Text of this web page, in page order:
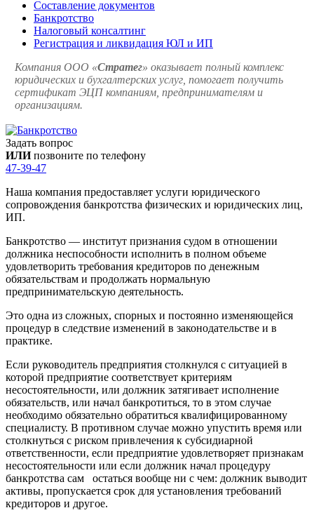
Составление документов
Банкротство
Налоговый консалтинг
Регистрация и ликвидация ЮЛ и ИП
Компания ООО «Стратег» оказывает полный комплекс
юридических и бухгалтерских услуг, помогает получить
сертификат ЭЦП компаниям, предпринимателям и
организациям.
Задать вопрос
ИЛИпозвоните по телефону
47‑39‑47
Наша компания предоставляет услуги юридического
сопровождения банкротства физических и юридических лиц,
ИП.
Банкротство — институт признания судом в отношении
должника неспособности исполнить в полном объеме
удовлетворить требования кредиторов по денежным
обязательствам и продолжать нормальную
предпринимательскую деятельность.
Это одна из сложных, спорных и постоянно изменяющейся
процедур в следствие изменений в законодательстве и в
практике.
Если руководитель предприятия столкнулся с ситуацией в
которой предприятие соответствует критериям
несостоятельности, или должник затягивает исполнение
обязательств, или начал банкротиться, то в этом случае
необходимо обязательно обратиться квалифицированному
специалисту. В противном случае можно упустить время или
столкнуться с риском привлечения к субсидиарной
ответственности, если предприятие удовлетворяет признакам
несостоятельности или если должник начал процедуру
банкротства сам остаться вообще ни с чем: должник выводит
активы, пропускается срок для установления требований
кредиторов и другое.